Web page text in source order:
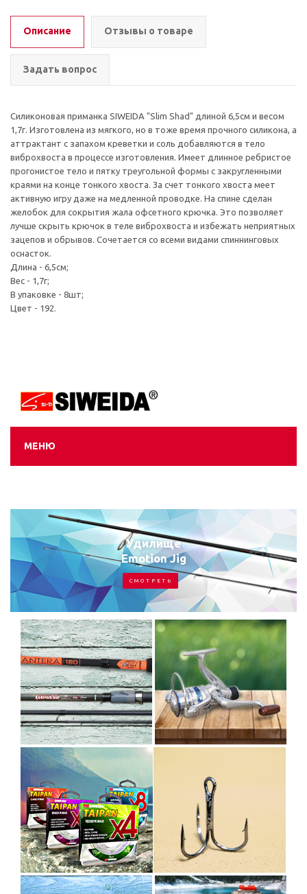
Описание Отзывы о товаре
Задать вопрос
Силиконовая приманка SIWEIDA "Slim Shad" длиной 6,5см и весом
1,7г. Изготовлена из мягкого, но в тоже время прочного силикона, а
аттрактант с запахом креветки и соль добавляются в тело
виброхвоста в процессе изготовления. Имеет длинное ребристое
прогонистое тело и пятку треугольной формы с закругленными
краями на конце тонкого хвоста. За счет тонкого хвоста меет
активную игру даже на медленной проводке. На спине сделан
желобок для сокрытия жала офсетного крючка. Это позволяет
лучше скрыть крючок в теле виброхвоста и избежать неприятных
зацепов и обрывов. Сочетается со всеми видами спиннинговых
оснасток.
Длина - 6,5см;
Вес - 1,7г;
В упаковке - 8шт;
Цвет - 192.
МЕНЮ
Удилище
Emotion Jig
С М О Т Р Е Т Ь